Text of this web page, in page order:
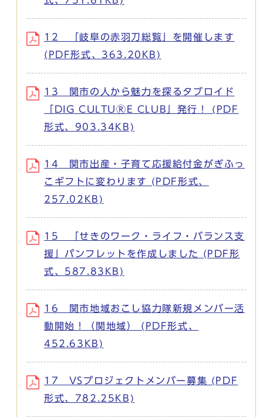
12 「岐阜の赤羽刀総覧」を開催します
(PDF形式、363.20KB)
13 関市の人から魅力を探るタブロイド
「DIG CULTUⓇE CLUB」発行！ (PDF
形式、903.34KB)
14 関市出産・子育て応援給付金がぎふっ
こギフトに変わります (PDF形式、
257.02KB)
15 「せきのワーク・ライフ・バランス支
援」パンフレットを作成しました (PDF形
式、587.83KB)
16 関市地域おこし協力隊新規メンバー活
動開始！（関地域） (PDF形式、
452.63KB)
17 VSプロジェクトメンバー募集 (PDF
形式、782.25KB)